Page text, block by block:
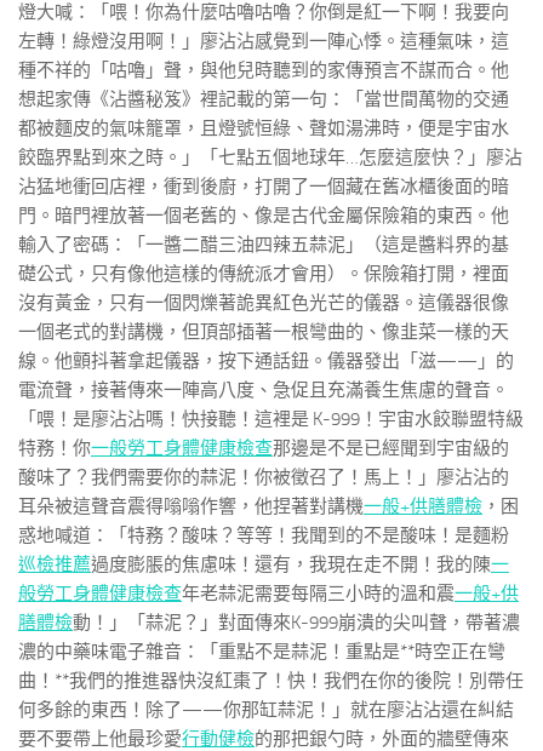
燈大喊：「喂！你為什麼咕嚕咕嚕？你倒是紅一下啊！我要向
左轉！綠燈沒用啊！」廖沾沾感覺到一陣心悸。這種氣味，這
種不祥的「咕嚕」聲，與他兒時聽到的家傳預言不謀而合。他
想起家傳《沾醬秘笈》裡記載的第一句：「當世間萬物的交通
都被麵皮的氣味籠罩，且燈號恒綠、聲如湯沸時，便是宇宙水
餃臨界點到來之時。」「七點五個地球年…怎麼這麼快？」廖沾
沾猛地衝回店裡，衝到後廚，打開了一個藏在舊冰櫃後面的暗
門。暗門裡放著一個老舊的、像是古代金屬保險箱的東西。他
輸入了密碼：「一醬二醋三油四辣五蒜泥」（這是醬料界的基
礎公式，只有像他這樣的傳統派才會用）。保險箱打開，裡面
沒有黃金，只有一個閃爍著詭異紅色光芒的儀器。這儀器很像
一個老式的對講機，但頂部插著一根彎曲的、像韭菜一樣的天
線。他顫抖著拿起儀器，按下通話鈕。儀器發出「滋——」的
電流聲，接著傳來一陣高八度、急促且充滿養生焦慮的聲音。
「喂！是廖沾沾嗎！快接聽！這裡是 K-999！宇宙水餃聯盟特級
特務！你一般勞工身體健康檢查那邊是不是已經聞到宇宙級的
酸味了？我們需要你的蒜泥！你被徵召了！馬上！」廖沾沾的
耳朵被這聲音震得嗡嗡作響，他捏著對講機一般+供膳體檢 ，困
惑地喊道：「特務？酸味？等等！我聞到的不是酸味！是麵粉
巡檢推薦過度膨脹的焦慮味！還有，我現在走不開！我的陳一
般勞工身體健康檢查年老蒜泥需要每隔三小時的溫和震一般+供
膳體檢動！」「蒜泥？」對面傳來K-999崩潰的尖叫聲，帶著濃
濃的中藥味電子雜音：「重點不是蒜泥！重點是**時空正在彎
曲！**我們的推進器快沒紅棗了！快！我們在你的後院！別帶任
何多餘的東西！除了——你那缸蒜泥！」就在廖沾沾還在糾結
要不要帶上他最珍愛行動健檢的那把銀勺時，外面的牆壁傳來